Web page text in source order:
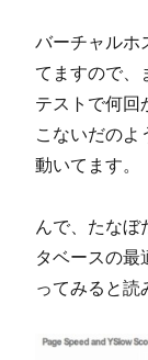
バーチャルホ
てますので、
テストで何回
こないだのよ
動いてます。
んで、たな
タベースの最
ってみると読